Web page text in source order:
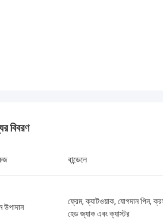
বিবরণ
বান্ডেলে
উপাদান
ফ্রেম, ক্যাটওয়াক, যোগদান পিন,
হেড জ্যাক এবং ক্যাস্টর